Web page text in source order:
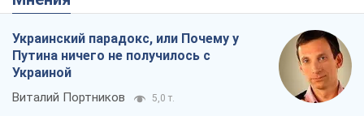
Украинский парадокс, или Почему у
Путина ничего не получилось с
Украиной
Виталий Портников 5,0 т.